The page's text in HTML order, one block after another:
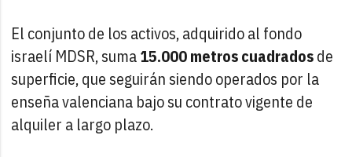
El conjunto de los activos, adquirido al fondo
israelí MDSR, suma15.000 metros cuadradosde
superficie, que seguirán siendo operados por la
enseña valenciana bajo su contrato vigente de
alquiler a largo plazo.